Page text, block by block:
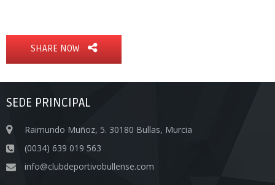
SHARE NOW
SEDE PRINCIPAL
Raimundo Muñoz, 5. 30180 Bullas, Murcia
(0034) 639 019 563
info@clubdeportivobullense.com